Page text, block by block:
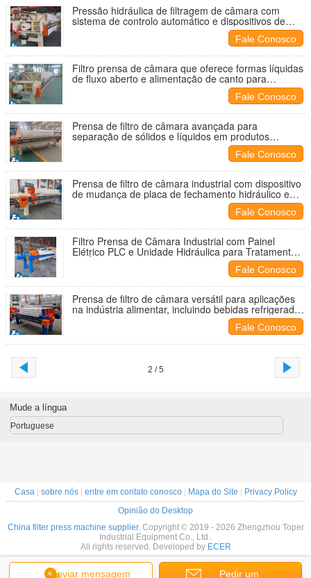
Pressão hidráulica de filtragem de câmara com
sistema de controlo automático e dispositivos de
segurança para a separação de lodo e águas
Fale Conosco
Filtro prensa de câmara que oferece formas líquidas
de fluxo aberto e alimentação de canto para
operação em indústrias têxteis e de petróleo para
Fale Conosco
Prensa de filtro de câmara avançada para
separação de sólidos e líquidos em produtos
químicos, medicamentos, argila de refino de
alimentos e sistemas de tratamento de esgoto
Fale Conosco
Prensa de filtro de câmara industrial com dispositivo
de mudança de placa de fechamento hidráulico e
sistema automático de lavagem de pano para
Fale Conosco
Filtro Prensa de Câmara Industrial com Painel
Elétrico PLC e Unidade Hidráulica para Tratamento
de Águas Residuais Municipais e Efluentes
Fale Conosco
Prensa de filtro de câmara versátil para aplicações
na indústria alimentar, incluindo bebidas refrigeradas
de sumo e águas residuais de fermentação
Fale Conosco
2 / 5
Enviar mensagem Pedir um
Mude a língua
Portuguese
Casa| sobre nós| entre em contato conosco| Mapa do Site
Privacy Policy
Opinião do Desktop
China filter press machine supplier. Copyright © 2019 - 2026 Zhengzhou Toper
Industrial Equipment Co., Ltd..
All rights reserved. Developed by ECER